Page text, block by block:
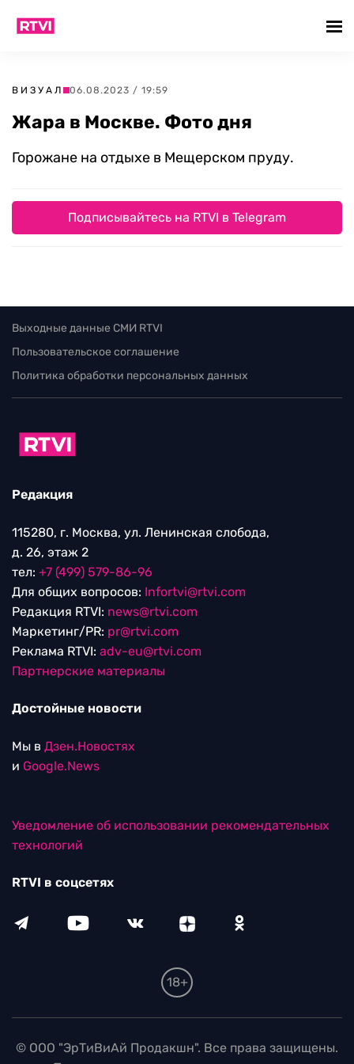
ВИЗУАЛ 06.08.2023 / 19:59
Жара в Москве. Фото дня
Горожане на отдыхе в Мещерском пруду.
Подписывайтесь на RTVI в Telegram
Выходные данные СМИ RTVI
Пользовательское соглашение
Политика обработки персональных данных
Редакция
115280, г. Москва, ул. Ленинская слобода,
д. 26, этаж 2
тел: +7 (499) 579-86-96
Для общих вопросов: Infortvi@rtvi.com
Редакция RTVI: news@rtvi.com
Маркетинг/PR: pr@rtvi.com
Реклама RTVI: adv-eu@rtvi.com
Партнерские материалы
Достойные новости
Мы в Дзен.Новостях
и Google.News
Уведомление об использовании рекомендательных
технологий
RTVI в соцсетях
18+
© ООО "ЭрТиВиАй Продакшн". Все права защищены.